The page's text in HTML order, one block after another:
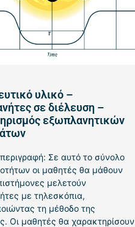
υλικό –
σε διέλευση –
εξωπλανητικών
Σε αυτό το σύνολο
οι μαθητές θα μάθουν
μελετούν
με τηλεσκόπια,
τη μέθοδο της
Οι μαθητές θα χαρακτηρίσουν